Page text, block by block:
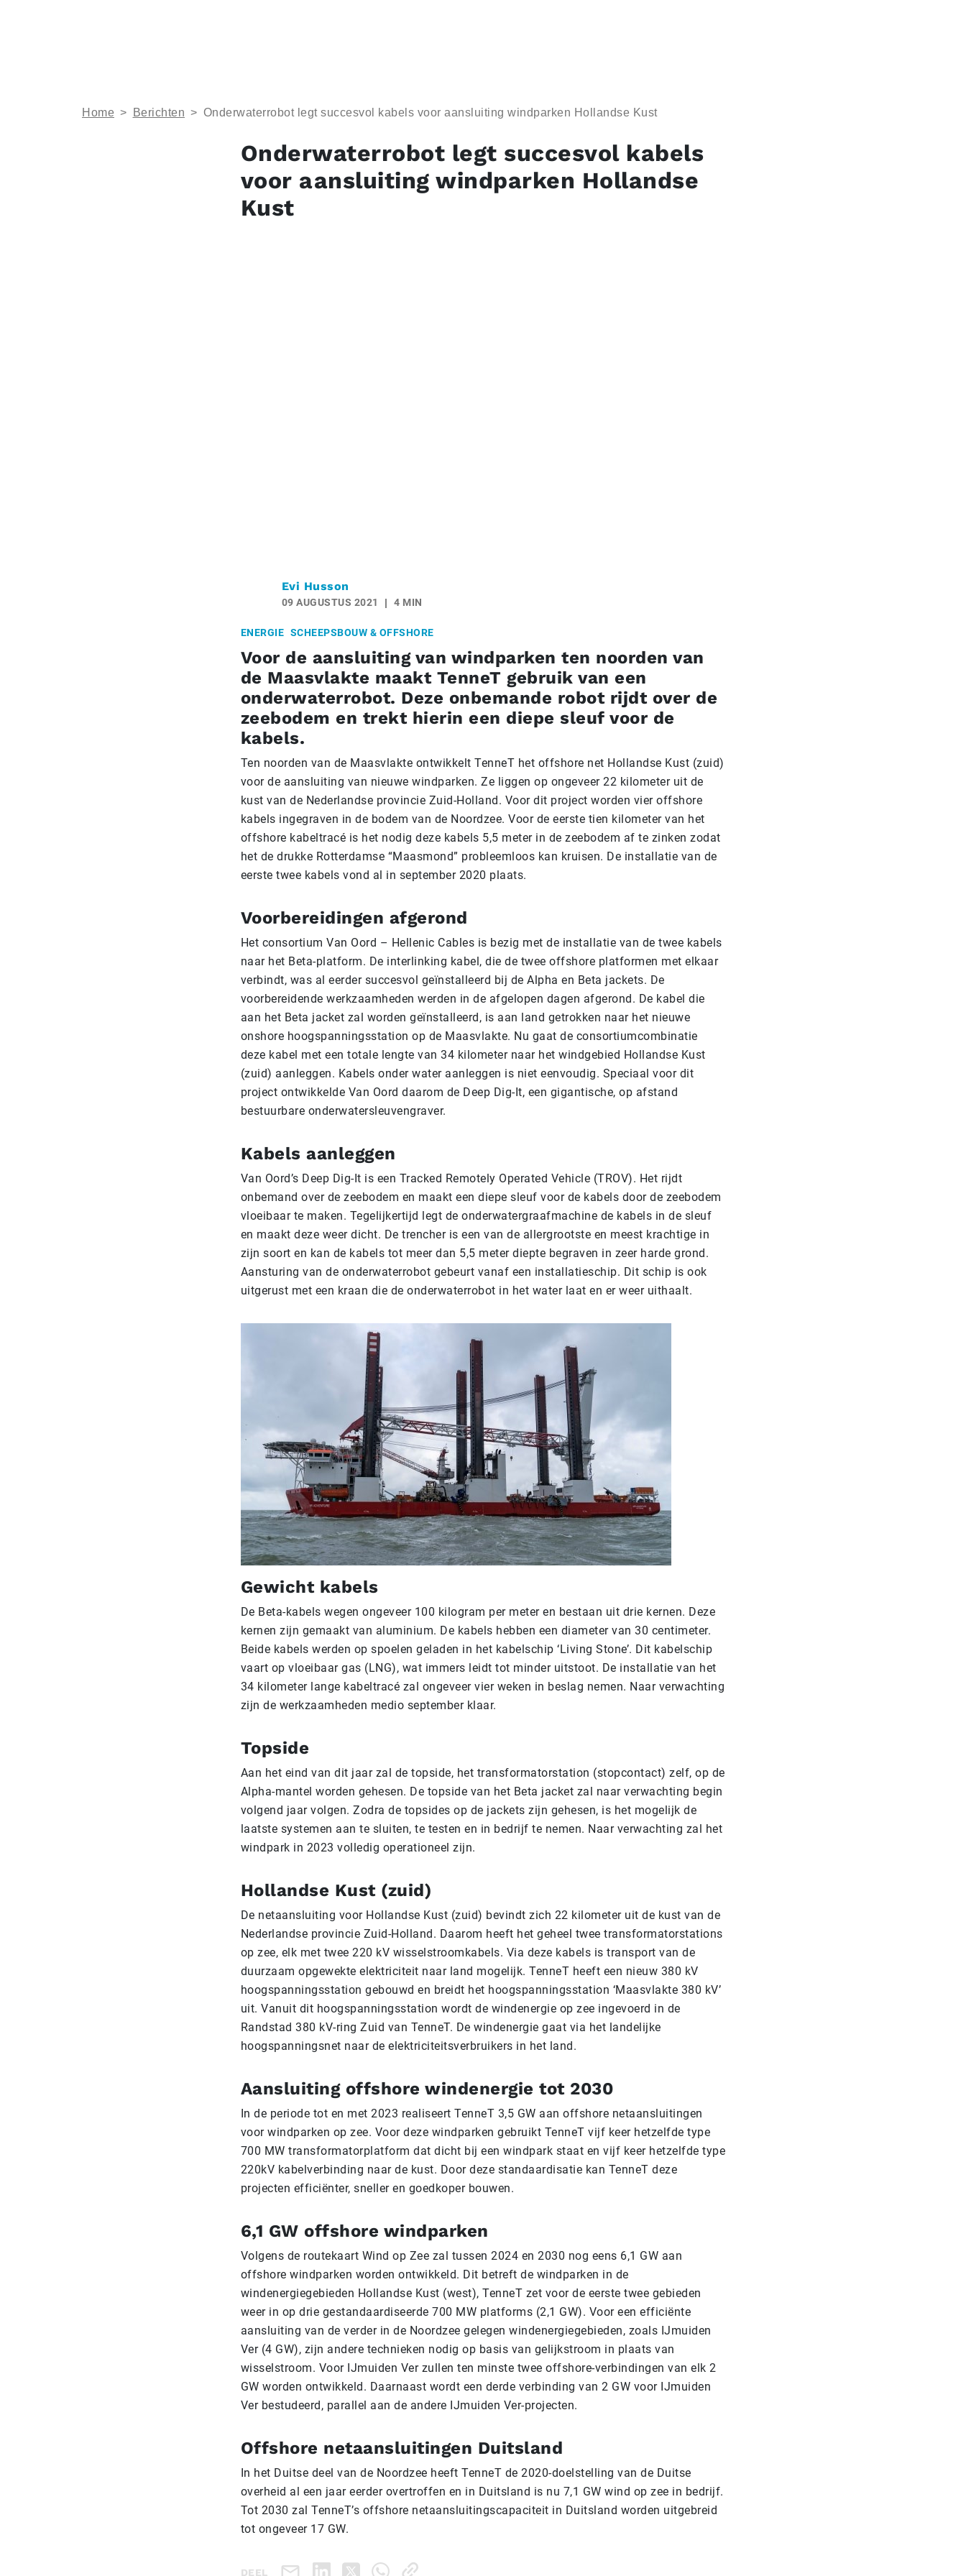
Home > Berichten > Onderwaterrobot legt succesvol kabels voor aansluiting windparken Hollandse Kust
Onderwaterrobot legt succesvol kabels
voor aansluiting windparken Hollandse
Kust
Evi Husson
09 AUGUSTUS 2021 4 MIN
ENERGIE SCHEEPSBOUW & OFFSHORE
Voor de aansluiting van windparken ten noorden van
de Maasvlakte maakt TenneT gebruik van een
onderwaterrobot. Deze onbemande robot rijdt over de
zeebodem en trekt hierin een diepe sleuf voor de
kabels.
Ten noorden van de Maasvlakte ontwikkelt TenneT het offshore net Hollandse Kust (zuid)
voor de aansluiting van nieuwe windparken. Ze liggen op ongeveer 22 kilometer uit de
kust van de Nederlandse provincie Zuid-Holland. Voor dit project worden vier offshore
kabels ingegraven in de bodem van de Noordzee. Voor de eerste tien kilometer van het
offshore kabeltracé is het nodig deze kabels 5,5 meter in de zeebodem af te zinken zodat
het de drukke Rotterdamse “Maasmond” probleemloos kan kruisen. De installatie van de
eerste twee kabels vond al in september 2020 plaats.
Voorbereidingen afgerond
Het consortium Van Oord – Hellenic Cables is bezig met de installatie van de twee kabels
naar het Beta-platform. De interlinking kabel, die de twee offshore platformen met elkaar
verbindt, was al eerder succesvol geïnstalleerd bij de Alpha en Beta jackets. De
voorbereidende werkzaamheden werden in de afgelopen dagen afgerond. De kabel die
aan het Beta jacket zal worden geïnstalleerd, is aan land getrokken naar het nieuwe
onshore hoogspanningsstation op de Maasvlakte. Nu gaat de consortiumcombinatie
deze kabel met een totale lengte van 34 kilometer naar het windgebied Hollandse Kust
(zuid) aanleggen. Kabels onder water aanleggen is niet eenvoudig. Speciaal voor dit
project ontwikkelde Van Oord daarom de Deep Dig-It, een gigantische, op afstand
bestuurbare onderwatersleuvengraver.
Kabels aanleggen
Van Oord’s Deep Dig-It is een Tracked Remotely Operated Vehicle (TROV). Het rijdt
onbemand over de zeebodem en maakt een diepe sleuf voor de kabels door de zeebodem
vloeibaar te maken. Tegelijkertijd legt de onderwatergraafmachine de kabels in de sleuf
en maakt deze weer dicht. De trencher is een van de allergrootste en meest krachtige in
zijn soort en kan de kabels tot meer dan 5,5 meter diepte begraven in zeer harde grond.
Aansturing van de onderwaterrobot gebeurt vanaf een installatieschip. Dit schip is ook
uitgerust met een kraan die de onderwaterrobot in het water laat en er weer uithaalt.
Gewicht kabels
De Beta-kabels wegen ongeveer 100 kilogram per meter en bestaan uit drie kernen. Deze
kernen zijn gemaakt van aluminium. De kabels hebben een diameter van 30 centimeter.
Beide kabels werden op spoelen geladen in het kabelschip ‘Living Stone’. Dit kabelschip
vaart op vloeibaar gas (LNG), wat immers leidt tot minder uitstoot. De installatie van het
34 kilometer lange kabeltracé zal ongeveer vier weken in beslag nemen. Naar verwachting
zijn de werkzaamheden medio september klaar.
Topside
Aan het eind van dit jaar zal de topside, het transformatorstation (stopcontact) zelf, op de
Alpha-mantel worden gehesen. De topside van het Beta jacket zal naar verwachting begin
volgend jaar volgen. Zodra de topsides op de jackets zijn gehesen, is het mogelijk de
laatste systemen aan te sluiten, te testen en in bedrijf te nemen. Naar verwachting zal het
windpark in 2023 volledig operationeel zijn.
Hollandse Kust (zuid)
De netaansluiting voor Hollandse Kust (zuid) bevindt zich 22 kilometer uit de kust van de
Nederlandse provincie Zuid-Holland. Daarom heeft het geheel twee transformatorstations
op zee, elk met twee 220 kV wisselstroomkabels. Via deze kabels is transport van de
duurzaam opgewekte elektriciteit naar land mogelijk. TenneT heeft een nieuw 380 kV
hoogspanningsstation gebouwd en breidt het hoogspanningsstation ‘Maasvlakte 380 kV’
uit. Vanuit dit hoogspanningsstation wordt de windenergie op zee ingevoerd in de
Randstad 380 kV-ring Zuid van TenneT. De windenergie gaat via het landelijke
hoogspanningsnet naar de elektriciteitsverbruikers in het land.
Aansluiting offshore windenergie tot 2030
In de periode tot en met 2023 realiseert TenneT 3,5 GW aan offshore netaansluitingen
voor windparken op zee. Voor deze windparken gebruikt TenneT vijf keer hetzelfde type
700 MW transformatorplatform dat dicht bij een windpark staat en vijf keer hetzelfde type
220kV kabelverbinding naar de kust. Door deze standaardisatie kan TenneT deze
projecten efficiënter, sneller en goedkoper bouwen.
6,1 GW offshore windparken
Volgens de routekaart Wind op Zee zal tussen 2024 en 2030 nog eens 6,1 GW aan
offshore windparken worden ontwikkeld. Dit betreft de windparken in de
windenergiegebieden Hollandse Kust (west), TenneT zet voor de eerste twee gebieden
weer in op drie gestandaardiseerde 700 MW platforms (2,1 GW). Voor een efficiënte
aansluiting van de verder in de Noordzee gelegen windenergiegebieden, zoals IJmuiden
Ver (4 GW), zijn andere technieken nodig op basis van gelijkstroom in plaats van
wisselstroom. Voor IJmuiden Ver zullen ten minste twee offshore-verbindingen van elk 2
GW worden ontwikkeld. Daarnaast wordt een derde verbinding van 2 GW voor IJmuiden
Ver bestudeerd, parallel aan de andere IJmuiden Ver-projecten.
Offshore netaansluitingen Duitsland
In het Duitse deel van de Noordzee heeft TenneT de 2020-doelstelling van de Duitse
overheid al een jaar eerder overtroffen en in Duitsland is nu 7,1 GW wind op zee in bedrijf.
Tot 2030 zal TenneT’s offshore netaansluitingscapaciteit in Duitsland worden uitgebreid
tot ongeveer 17 GW.
DEEL